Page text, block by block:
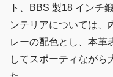
ト、BBS 製18 インチ
ンテリアについては、
レーの配色とし、本革
してスポーティながら